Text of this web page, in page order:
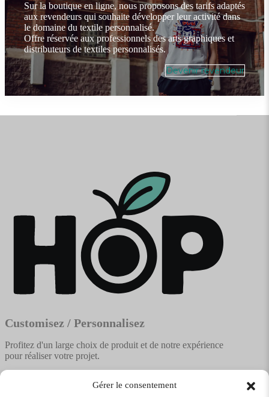
Gérer le consentement
Sur la boutique en ligne, nous proposons des tarifs adaptés
aux revendeurs qui souhaite développer leur activité dans
le domaine du textile personnalisé.
Offre réservée aux professionnels des arts graphiques et
distributeurs de textiles personnalisés.
Devenir revendeur
Customisez / Personnalisez
Profitez d'un large choix de produit et de notre expérience
pour réaliser votre projet.